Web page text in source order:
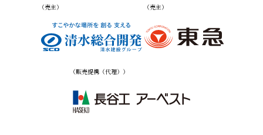
（売主） （売主）
（販売提携（代理））